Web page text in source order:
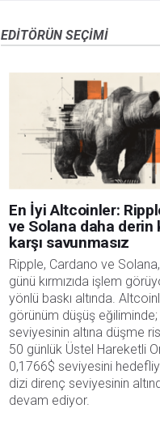
doğrulamak zorunda değildir.
sitede yayınlanan bilgiler çalışanlar,
danışmanlığı teşkil etmemektedir.
herhangi bir kar kaybı herhangi bir
EDITÖRÜN SEÇIMI
En İyi Altcoinler:
ve Solana daha derin
karşı savunmasız
Ripple, Cardano ve
günü kırmızıda işlem
yönlü baskı altında.
görünüm düşüş
seviyesinin altına düşme
50 günlük Üstel Hareketli
0,1766$ seviyesini
dizi direnç seviyesinin
devam ediyor.